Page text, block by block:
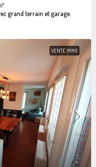
grand terrain et garage.
VENTE IMMO